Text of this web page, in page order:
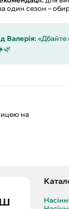
один сезон –
Валерія: «Дбайте
на